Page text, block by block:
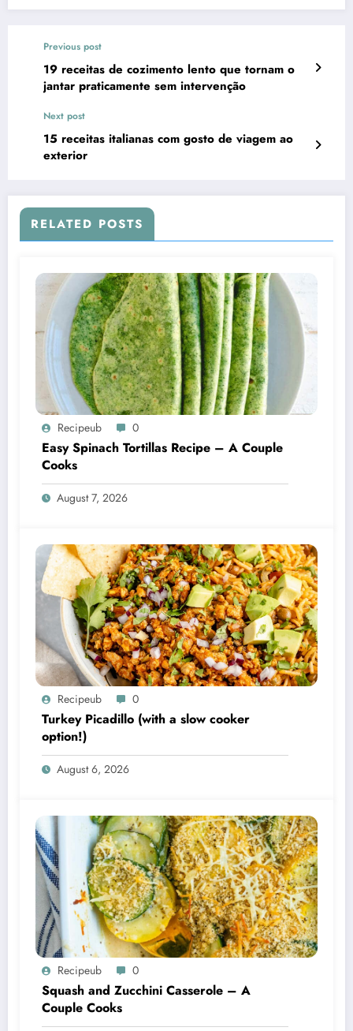
Previous post
19 receitas de cozimento lento que tornam o
jantar praticamente sem intervenção
Next post
15 receitas italianas com gosto de viagem ao
exterior
RELATED POSTS
Recipeub 0
Easy Spinach Tortillas Recipe – A Couple
Cooks
August 7, 2026
Recipeub 0
Turkey Picadillo (with a slow cooker
option!)
August 6, 2026
Recipeub 0
Squash and Zucchini Casserole – A
Couple Cooks